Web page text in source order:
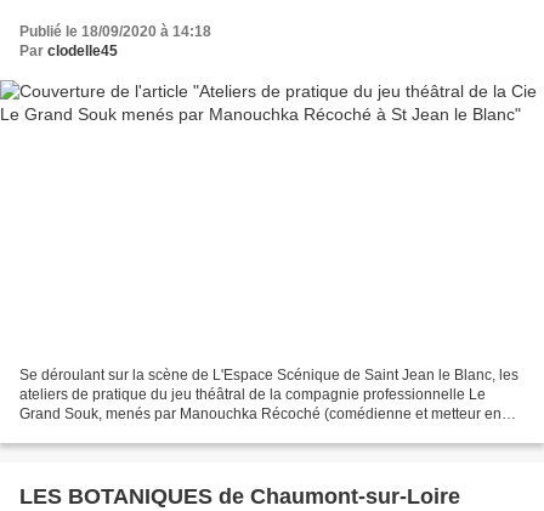
Publié le 18/09/2020 à 14:18
Par clodelle45
Se déroulant sur la scène de L'Espace Scénique de Saint Jean le Blanc, les
ateliers de pratique du jeu théâtral de la compagnie professionnelle Le
Grand Souk, menés par Manouchka Récoché (comédienne et metteur en
LES BOTANIQUES de Chaumont-sur-Loire